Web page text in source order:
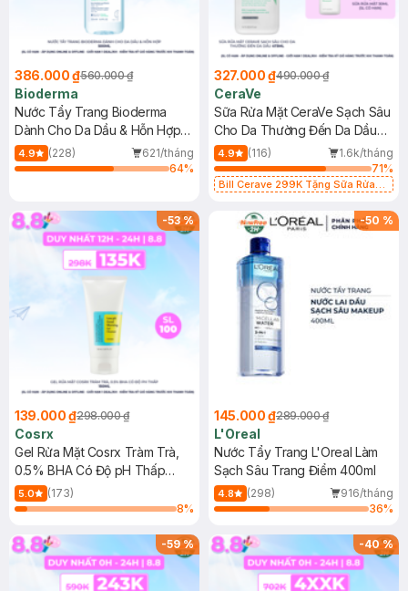
386.000 ₫560.000 ₫
Bioderma
Nước Tẩy Trang Bioderma
Dành Cho Da Dầu & Hỗn Hợp
500ml
4.9 (228)
621/tháng
64%
327.000 ₫490.000 ₫
CeraVe
Sữa Rửa Mặt CeraVe Sạch Sâu
Cho Da Thường Đến Da Dầu
473ml
4.9 (116)
1.6k/tháng
71%
Bill Cerave 299K Tặng Sữa Rửa
-53%
139.000 ₫298.000 ₫
Cosrx
Gel Rửa Mặt Cosrx Tràm Trà,
0.5% BHA Có Độ pH Thấp
150ml
5.0
(173)
8%
-50 %
145.000 ₫289.000 ₫
L'Oreal
Nước Tẩy Trang L'Oreal Làm
Sạch Sâu Trang Điểm 400ml
4.8 (298)
916/tháng
36%
-59% -40%